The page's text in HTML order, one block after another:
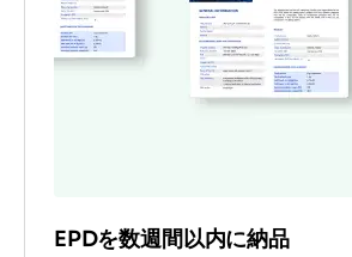
EPDを数週間以内に納品